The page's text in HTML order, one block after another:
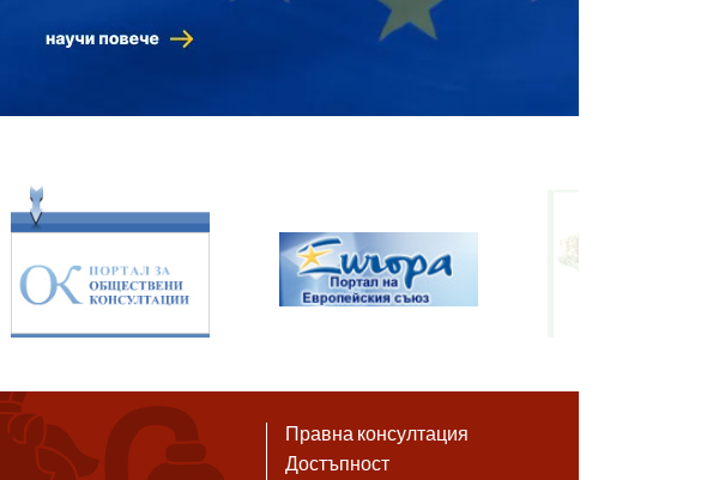
Правна консултация
Достъпност